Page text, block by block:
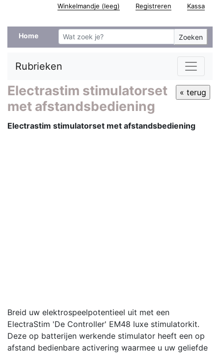
Winkelmandje (leeg) Registreren Kassa
Home Zoeken
Rubrieken
Electrastim stimulatorset
met afstandsbediening
Electrastim stimulatorset met afstandsbediening
Breid uw elektrospeelpotentieel uit met een
ElectraStim 'De Controller' EM48 luxe stimulatorkit.
Deze op batterijen werkende stimulator heeft een op
afstand bedienbare activering waarmee u uw geliefde